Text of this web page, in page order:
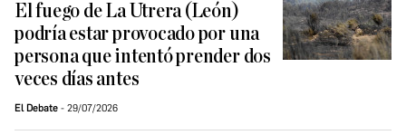
El fuego de La Utrera (León)
podría estar provocado por una
persona que intentó prender dos
veces días antes
El Debate 29/07/2026